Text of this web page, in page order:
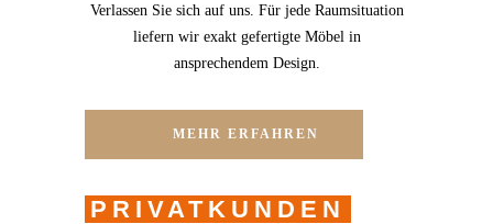
Verlassen Sie sich auf uns. Für jede Raumsituation
liefern wir exakt gefertigte Möbel in
ansprechendem Design.
MEHR ERFAHREN
PRIVATKUNDEN